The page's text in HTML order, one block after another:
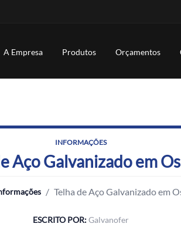
A Empresa Produtos Orçamentos
INFORMAÇÕES
Aço Galvanizado em
/ Telha de Aço Galvanizado em
ESCRITO POR:Galvanofer